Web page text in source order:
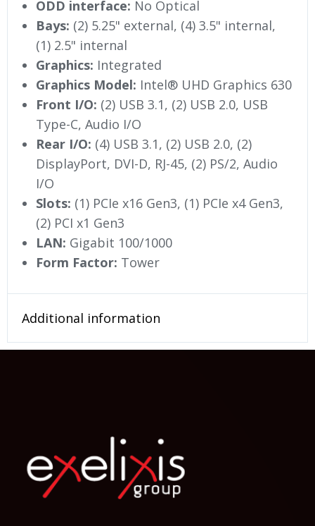
ODD interface: No Optical
Bays: (2) 5.25" external, (4) 3.5" internal,
(1) 2.5" internal
Graphics: Integrated
Graphics Model: Intel® UHD Graphics 630
Front I/O: (2) USB 3.1, (2) USB 2.0, USB
Type-C, Audio I/O
Rear I/O: (4) USB 3.1, (2) USB 2.0, (2)
DisplayPort, DVI-D, RJ-45, (2) PS/2, Audio
I/O
Slots: (1) PCIe x16 Gen3, (1) PCIe x4 Gen3,
(2) PCI x1 Gen3
LAN: Gigabit 100/1000
Form Factor: Tower
Additional information